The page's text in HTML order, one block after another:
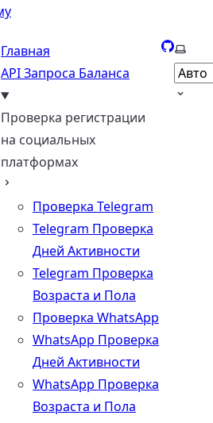
Главная
API Запроса Баланса
Проверка регистрации
на социальных
платформах
Проверка Telegram
Telegram Проверка
Дней Активности
Telegram Проверка
Возраста и Пола
Проверка WhatsApp
WhatsApp Проверка
Дней Активности
WhatsApp Проверка
Возраста и Пола
GitHub